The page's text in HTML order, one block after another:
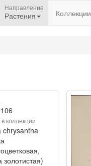
Направление
Растения Коллекции
коллекции
chrysantha
золотистая)